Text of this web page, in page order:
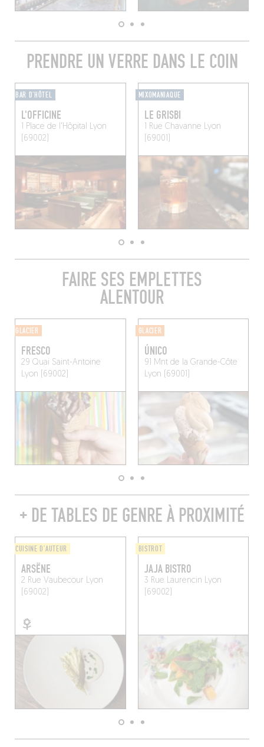
PRENDRE UN VERRE DANS LE COIN
BAR D'HÔTEL
L'OFFICINE
1 Place de l'Hôpital
Lyon
(69002)
MIXOMANIAQUE
LE GRISBI
1 Rue Chavanne Lyon
(69001)
FAIRE SES EMPLETTES
ALENTOUR
GLACIER
FRESCO
29 Quai Saint-Antoine
Lyon (69002)
GLACIER
ÚNICO
91 Mnt de la Grande-Côte
Lyon (69001)
+ DE TABLES DE GENRE À PROXIMITÉ
CUISINE D'AUTEUR
ARSËNE
2 Rue Vaubecour Lyon
(69002)
BISTROT
JAJA BISTRO
3 Rue Laurencin Lyon
(69002)